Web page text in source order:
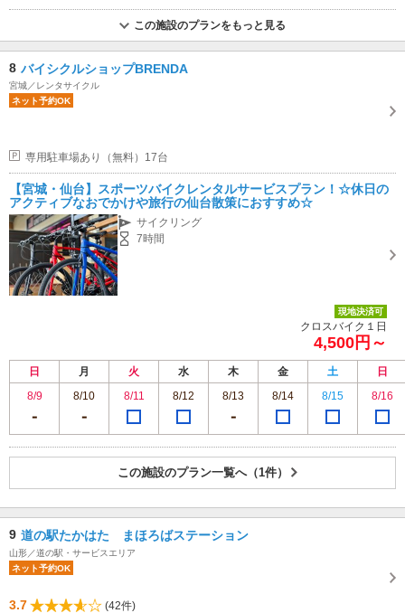
この施設のプランをもっと見る
8 バイシクルショップBRENDA
宮城／レンタサイクル
ネット予約OK
専用駐車場あり（無料）17台
【宮城・仙台】スポーツバイクレンタルサービスプラン！☆休日の
アクティブなおでかけや旅行の仙台散策におすすめ☆
サイクリング
7時間
現地決済可
クロスバイク１日
4,500円～
日 月 火 水 木 金 土
日
8/9
8/10 8/11 8/12 8/13 8/14 8/15 8/16
この施設のプラン一覧へ（1件）
9 道の駅たかはた まほろばステーション
山形／道の駅・サービスエリア
ネット予約OK
3.7
(42件)